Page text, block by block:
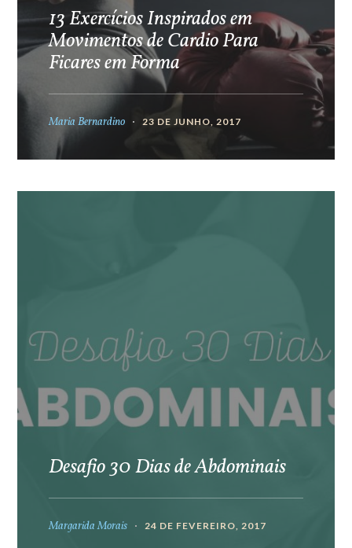
13 Exercícios Inspirados em
Movimentos de Cardio Para
Ficares em Forma
Maria Bernardino 23 DE JUNHO, 2017
Desafio 30 Dias de Abdominais
Margarida Morais 24 DE FEVEREIRO, 2017